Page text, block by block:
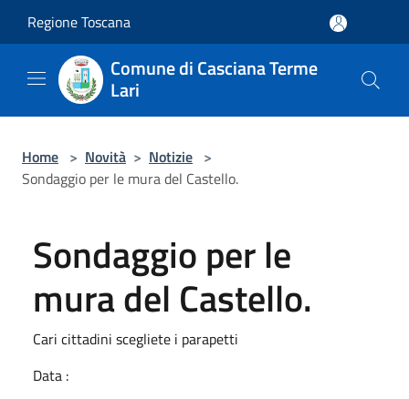
Regione Toscana
Comune di Casciana Terme
Lari
Home > Novità > Notizie >
Sondaggio per le mura del Castello.
Sondaggio per le
mura del Castello.
Cari cittadini scegliete i parapetti
Data :